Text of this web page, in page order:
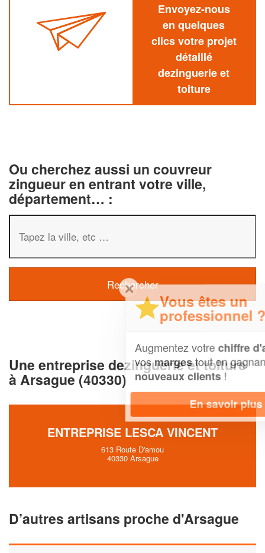
Envoyez-nous
en quelques
clics votre projet
détaillé
dezinguerie et
toiture
Ou cherchez aussi un couvreur
zingueur en entrant votre ville,
département… :
Une entreprise dezinguerie et toiture
à Arsague (40330)
ENTREPRISE LESCA VINCENT
613 Route D'amou
40330 Arsague
D’autres artisans proche d'Arsague
Vous êtes un
professionnel ?
Augmentez votrechiffre d'affaireset
vosmargestout en gagnant de
nouveaux clients!
En savoir plus